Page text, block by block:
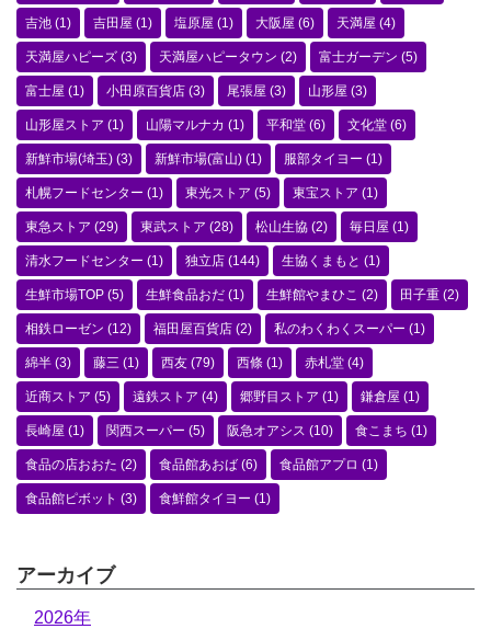
吉池 (1) 吉田屋 (1) 塩原屋 (1) 大阪屋 (6) 天満屋 (4)
天満屋ハピーズ (3) 天満屋ハピータウン (2) 富士ガーデン (5)
富士屋 (1) 小田原百貨店 (3) 尾張屋 (3) 山形屋 (3)
山形屋ストア (1) 山陽マルナカ (1) 平和堂 (6) 文化堂 (6)
新鮮市場(埼玉) (3) 新鮮市場(富山) (1) 服部タイヨー (1)
札幌フードセンター (1) 東光ストア (5) 東宝ストア (1)
東急ストア (29) 東武ストア (28) 松山生協 (2) 毎日屋 (1)
清水フードセンター (1) 独立店 (144) 生協くまもと (1)
生鮮市場TOP (5) 生鮮食品おだ (1) 生鮮館やまひこ (2) 田子重 (2)
相鉄ローゼン (12) 福田屋百貨店 (2) 私のわくわくスーパー (1)
綿半 (3) 藤三 (1) 西友 (79) 西條 (1) 赤札堂 (4)
近商ストア (5) 遠鉄ストア (4) 郷野目ストア (1) 鎌倉屋 (1)
長崎屋 (1) 関西スーパー (5) 阪急オアシス (10) 食こまち (1)
食品の店おおた (2) 食品館あおば (6) 食品館アプロ (1)
食品館ピボット (3) 食鮮館タイヨー (1)
アーカイブ
2026年